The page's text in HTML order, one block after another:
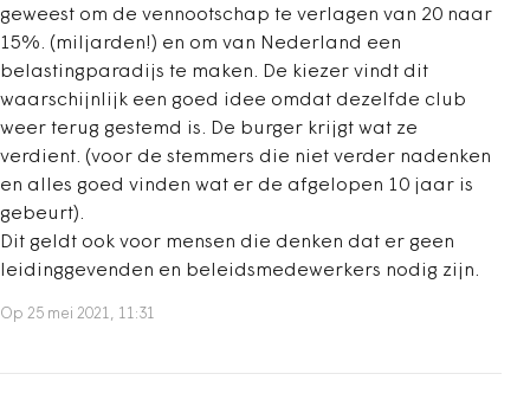
geweest om de vennootschap te verlagen van 20 naar
15%. (miljarden!) en om van Nederland een
belastingparadijs te maken. De kiezer vindt dit
waarschijnlijk een goed idee omdat dezelfde club
weer terug gestemd is. De burger krijgt wat ze
verdient. (voor de stemmers die niet verder nadenken
en alles goed vinden wat er de afgelopen 10 jaar is
gebeurt).
Dit geldt ook voor mensen die denken dat er geen
leidinggevenden en beleidsmedewerkers nodig zijn.
Op 25 mei 2021, 11:31